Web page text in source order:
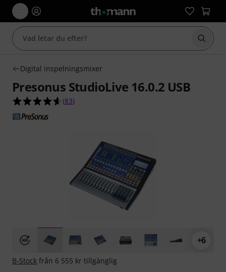
Börja
Digital inspelningsmixer
Presonus StudioLive 16.0.2 USB
4.6 av 5 stjärnor från 83 kundbetyg
(83)
+6
B-Stock från 6 555 kr tillgänglig